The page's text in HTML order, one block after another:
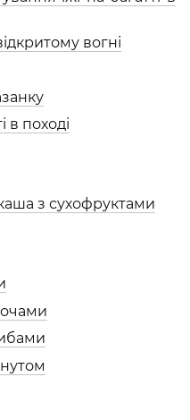
вогні
в поході
з сухофруктами